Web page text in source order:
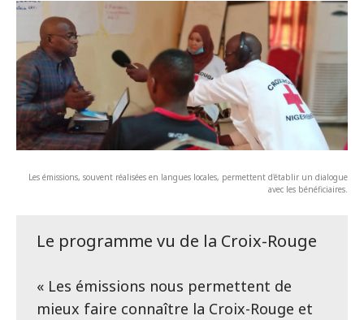
Les émissions, souvent réalisées en langues locales, permettent d'établir un dialogue
avec les bénéficiaires.
Le programme vu de la Croix-Rouge
« Les émissions nous permettent de
mieux faire connaître la Croix-Rouge et